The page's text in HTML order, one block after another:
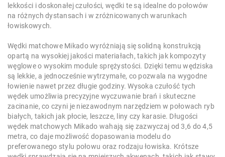
lekkości i doskonałej czułości, wędki te są idealne do połowów
na różnych dystansach i w zróżnicowanych warunkach
łowiskowych.
Wędki matchowe Mikado wyróżniają się solidną konstrukcją
opartą na wysokiej jakości materiałach, takich jak kompozyty
węglowe o wysokim module sprężystości. Dzięki temu wędziska
są lekkie, a jednocześnie wytrzymałe, co pozwala na wygodne
łowienie nawet przez długie godziny. Wysoka czułość tych
wędek umożliwia precyzyjne wyczuwanie brań i skuteczne
zacinanie, co czyni je niezawodnym narzędziem w połowach ryb
białych, takich jak płocie, leszcze, liny czy karasie. Długości
wędek matchowych Mikado wahają się zazwyczaj od 3,6 do 4,5
metra, co daje możliwość dopasowania modelu do
preferowanego stylu połowu oraz rodzaju łowiska. Krótsze